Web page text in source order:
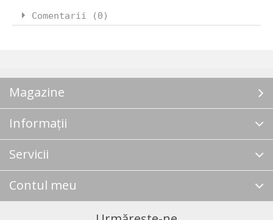
Comentarii (0)
Magazine
Informații
Servicii
Contul meu